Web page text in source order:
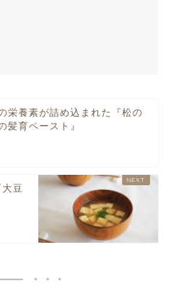
栄養素が詰め込まれた『松の
髪育ペースト』
豆